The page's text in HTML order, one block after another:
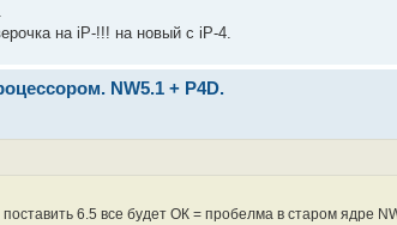
на iP-!!! на новый с iP-4.
NW5.1 + P4D.
6.5 все будет ОК = пробелма в старом ядре